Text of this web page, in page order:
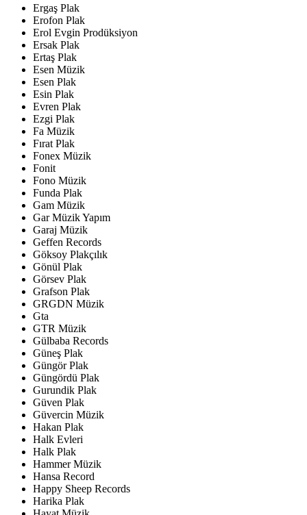
Ergaş Plak
Erofon Plak
Erol Evgin Prodüksiyon
Ersak Plak
Ertaş Plak
Esen Müzik
Esen Plak
Esin Plak
Evren Plak
Ezgi Plak
Fa Müzik
Fırat Plak
Fonex Müzik
Fonit
Fono Müzik
Funda Plak
Gam Müzik
Gar Müzik Yapım
Garaj Müzik
Geffen Records
Göksoy Plakçılık
Gönül Plak
Görsev Plak
Grafson Plak
GRGDN Müzik
Gta
GTR Müzik
Gülbaba Records
Güneş Plak
Güngör Plak
Güngördü Plak
Gurundik Plak
Güven Plak
Güvercin Müzik
Hakan Plak
Halk Evleri
Halk Plak
Hammer Müzik
Hansa Record
Happy Sheep Records
Harika Plak